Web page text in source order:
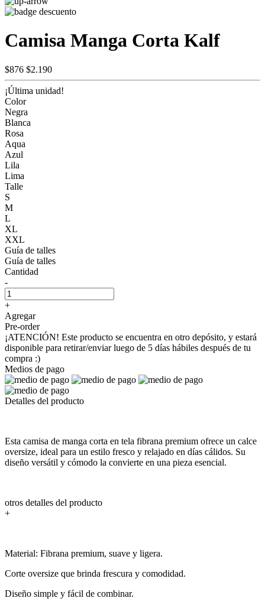
Camisa Manga Corta Kalf
$876 $2.190
¡Última unidad!
Color
Negra
Blanca
Rosa
Aqua
Azul
Lila
Lima
Talle
S
M
L
XL
XXL
Guía de talles
Guía de talles
Cantidad
-
+
Agregar
Pre-order
¡ATENCIÓN! Este producto se encuentra en otro depósito, y estará
disponible para retirar/enviar luego de 5 días hábiles después de tu
compra :)
Medios de pago
Detalles del producto
Esta camisa de manga corta en tela fibrana premium ofrece un calce
oversize, ideal para un estilo fresco y relajado en días cálidos. Su
diseño versátil y cómodo la convierte en una pieza esencial.
otros detalles del producto
+
Material: Fibrana premium, suave y ligera.
Corte oversize que brinda frescura y comodidad.
Diseño simple y fácil de combinar.